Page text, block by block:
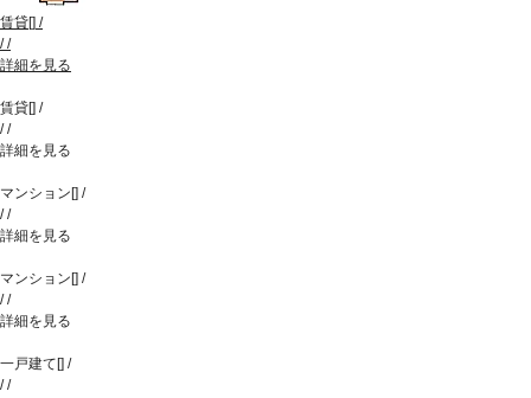
賃貸[] /
//
詳細を見る
賃貸[] /
//
詳細を見る
マンション [] /
//
詳細を見る
マンション [] /
//
詳細を見る
一戸建て [] /
//